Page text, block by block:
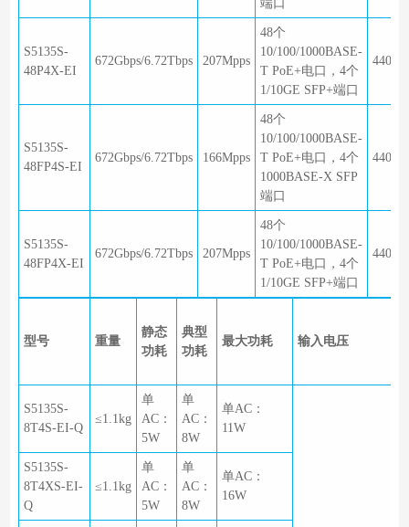
端口
S5135S-
48P4X-EI
672Gbps/6.72Tbps 207Mpps
48个
10/100/1000BASE-
T PoE+电口，4个
1/10GE SFP+端口
S5135S-
48FP4S-EI
672Gbps/6.72Tbps 166Mpps
48个
10/100/1000BASE-
T PoE+电口，4个
1000BASE-X SFP
端口
S5135S-
48FP4X-EI
672Gbps/6.72Tbps 207Mpps
48个
10/100/1000BASE-
T PoE+电口，4个
1/10GE SFP+端口
型号 重量
静态
功耗
典型
功耗
最大功耗 输入电压
S5135S-
8T4S-EI-Q
≤1.1kg
单
AC：
5W
单
AC：
8W
单AC：
11W
S5135S-
8T4XS-EI-
Q
≤1.1kg
单
AC：
5W
单
AC：
8W
单AC：
16W